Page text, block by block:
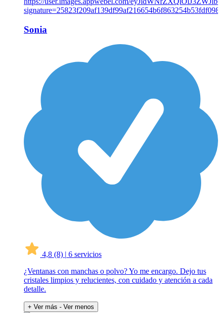
Sonia
4,8 (8) | 6 servicios
¿Ventanas con manchas o polvo? Yo me encargo. Dejo tus
cristales limpios y relucientes, con cuidado y atención a cada
detalle.
+ Ver más - Ver menos